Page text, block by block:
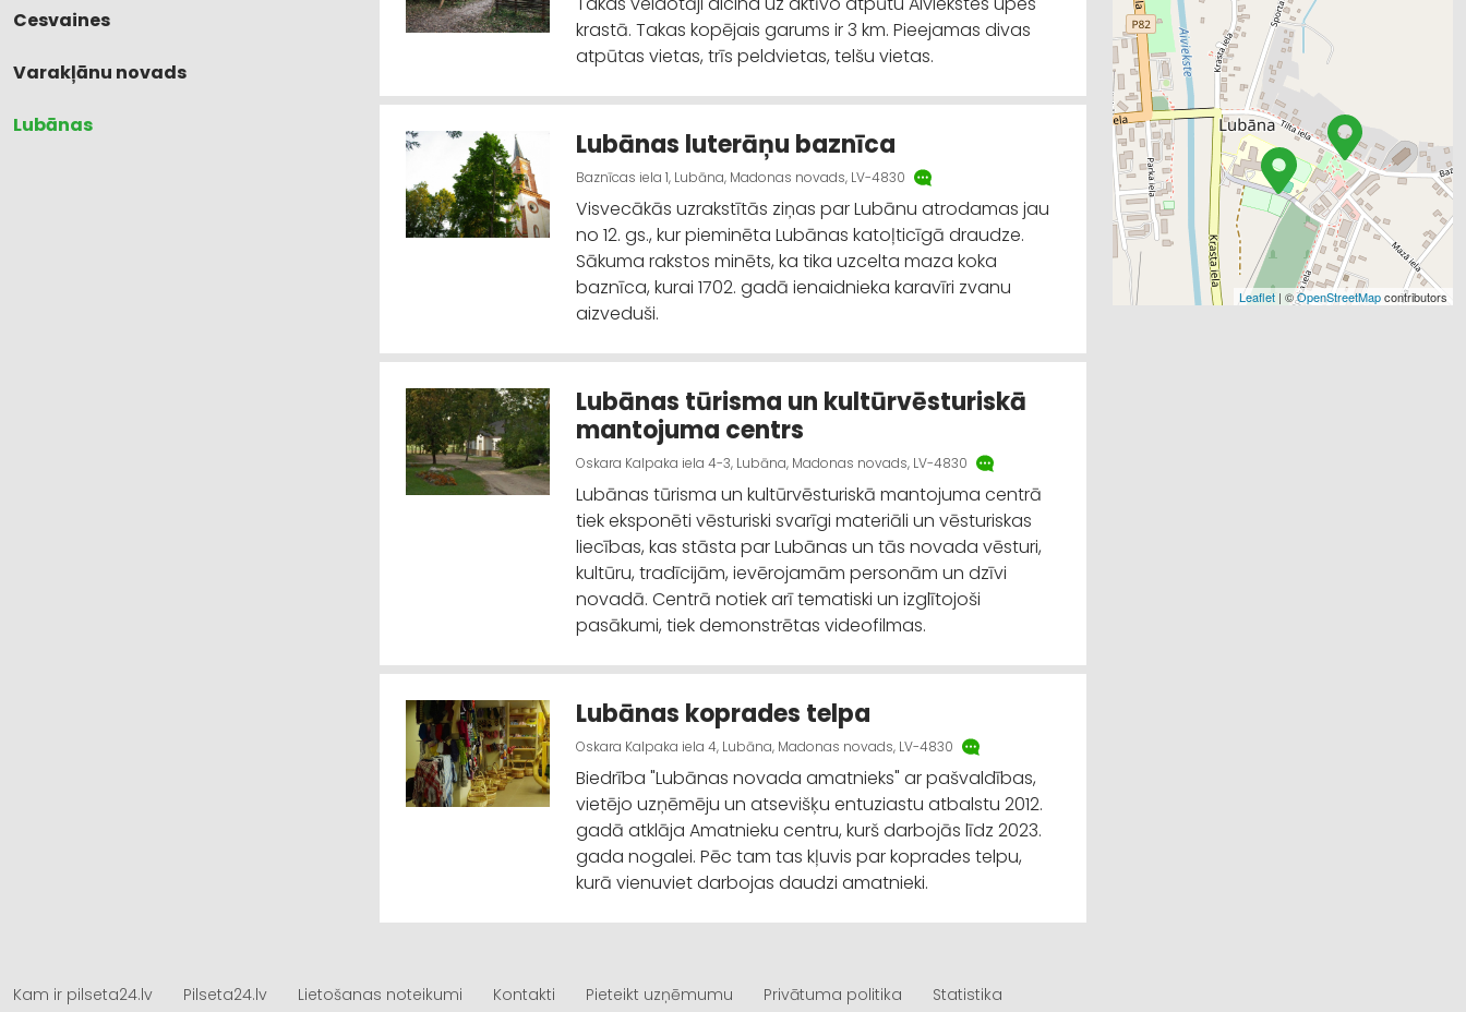
Cesvaines
Varakļānu novads
Lubānas
krastā. Takas kopējais garums ir 3 km. Pieejamas divas
atpūtas vietas, trīs peldvietas, telšu vietas.
Lubānas luterāņu baznīca
Baznīcas iela 1, Lubāna, Madonas novads, LV-4830
Visvecākās uzrakstītās ziņas par Lubānu atrodamas jau
no 12. gs., kur pieminēta Lubānas katoļticīgā draudze.
Sākuma rakstos minēts, ka tika uzcelta maza koka
baznīca, kurai 1702. gadā ienaidnieka karavīri zvanu
aizveduši.
Lubānas tūrisma un kultūrvēsturiskā
mantojuma centrs
Oskara Kalpaka iela 4-3, Lubāna, Madonas novads, LV-4830
Lubānas tūrisma un kultūrvēsturiskā mantojuma centrā
tiek eksponēti vēsturiski svarīgi materiāli un vēsturiskas
liecības, kas stāsta par Lubānas un tās novada vēsturi,
kultūru, tradīcijām, ievērojamām personām un dzīvi
novadā. Centrā notiek arī tematiski un izglītojoši
pasākumi, tiek demonstrētas videofilmas.
Lubānas koprades telpa
Oskara Kalpaka iela 4, Lubāna, Madonas novads, LV-4830
Biedrība "Lubānas novada amatnieks" ar pašvaldības,
vietējo uzņēmēju un atsevišķu entuziastu atbalstu 2012.
gadā atklāja Amatnieku centru, kurš darbojās līdz 2023.
gada nogalei. Pēc tam tas kļuvis par koprades telpu,
kurā vienuviet darbojas daudzi amatnieki.
Leaflet | ©OpenStreetMapcontributors
Kam ir pilseta24.lv Pilseta24.lv Lietošanas noteikumi Kontakti Pieteikt uzņēmumu Privātuma politika Statistika